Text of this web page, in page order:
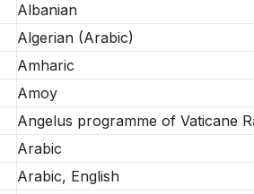
Albanian
Algerian (Arabic)
Amharic
Amoy
Angelus programme of Vaticane
Arabic
Arabic, English